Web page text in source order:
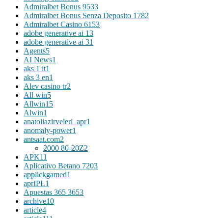
Admiralbet Bonus 9533
Admiralbet Bonus Senza Deposito 1782
Admiralbet Casino 6153
adobe generative ai 13
adobe generative ai 31
Agents5
AI News1
aks 1 it1
aks 3 en1
Alev casino tr2
All win5
Allwin15
Alwin1
anatoliazirveleri_apr1
anomaly-power1
antsaat.com2
2000 80-20Z2
APK11
Aplicativo Betano 7203
applickgamed1
aprIPL1
Apuestas 365 3653
archive10
article4